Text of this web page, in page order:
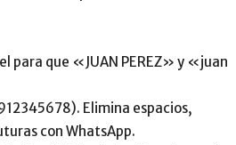
para que «JUAN PEREZ» y «juan
Elimina espacios,
con WhatsApp.